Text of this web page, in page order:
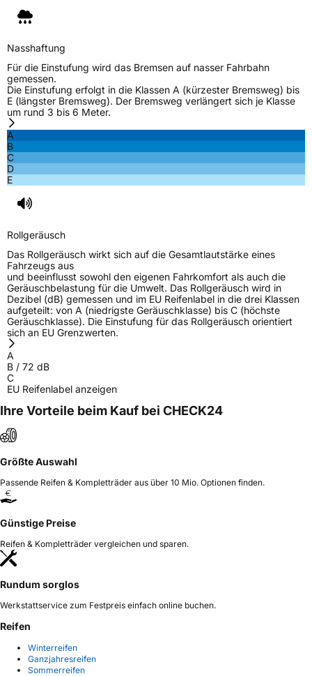
Verstärkt
EU Label
EffizienzC
Nasshaftung
3PMSF / Schneeflockensymbol / Alpine-Symbol Nein
EPREL ID551125
Allgemeine Produktsicherheit (GPSR)
HerstellerkontaktARIVO, Taishan Road Cao County Heze City
Nasshaftung
Für die Einstufung wird das Bremsen auf nasser Fahrbahn
gemessen.
Die Einstufung erfolgt in die Klassen A (kürzester Bremsweg) bis
E (längster Bremsweg). Der Bremsweg verlängert sich je Klasse
um rund 3 bis 6 Meter.
A
B
C
D
E
Rollgeräusch
Das Rollgeräusch wirkt sich auf die Gesamtlautstärke eines
Fahrzeugs aus
und beeinflusst sowohl den eigenen Fahrkomfort als auch die
Geräuschbelastung für die Umwelt. Das Rollgeräusch wird in
Dezibel (dB) gemessen und im EU Reifenlabel in die drei Klassen
aufgeteilt: von A (niedrigste Geräuschklasse) bis C (höchste
Geräuschklasse). Die Einstufung für das Rollgeräusch orientiert
sich an EU Grenzwerten.
A
B / 72 dB
C
EU Reifenlabel anzeigen
Ihre Vorteile beim Kauf bei CHECK24
Größte Auswahl
Passende Reifen & Kompletträder aus über 10 Mio. Optionen finden.
Günstige Preise
Reifen & Kompletträder vergleichen und sparen.
Rundum sorglos
Werkstattservice zum Festpreis einfach online buchen.
Reifen
Winterreifen
Ganzjahresreifen
Sommerreifen